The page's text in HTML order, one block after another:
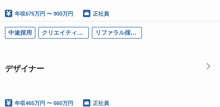
年収675万円 〜 900万円 正社員
中途採用 クリエイティブ職 リファラル採用可
デザイナー
年収465万円 〜 660万円 正社員